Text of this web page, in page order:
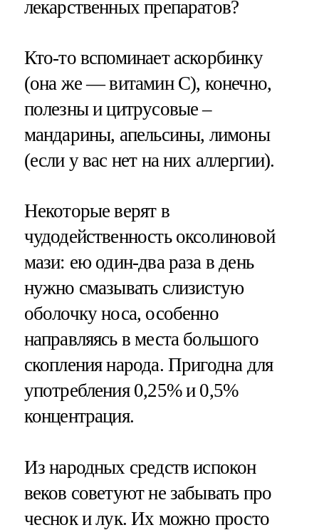
лекарственных препаратов?
Кто-то вспоминает аскорбинку
(она же — витамин С), конечно,
полезны и цитрусовые –
мандарины, апельсины, лимоны
(если у вас нет на них аллергии).
Некоторые верят в
чудодейственность оксолиновой
мази: ею один-два раза в день
нужно смазывать слизистую
оболочку носа, особенно
направляясь в места большого
скопления народа. Пригодна для
употребления 0,25% и 0,5%
концентрация.
Из народных средств испокон
веков советуют не забывать про
чеснок и лук. Их можно просто